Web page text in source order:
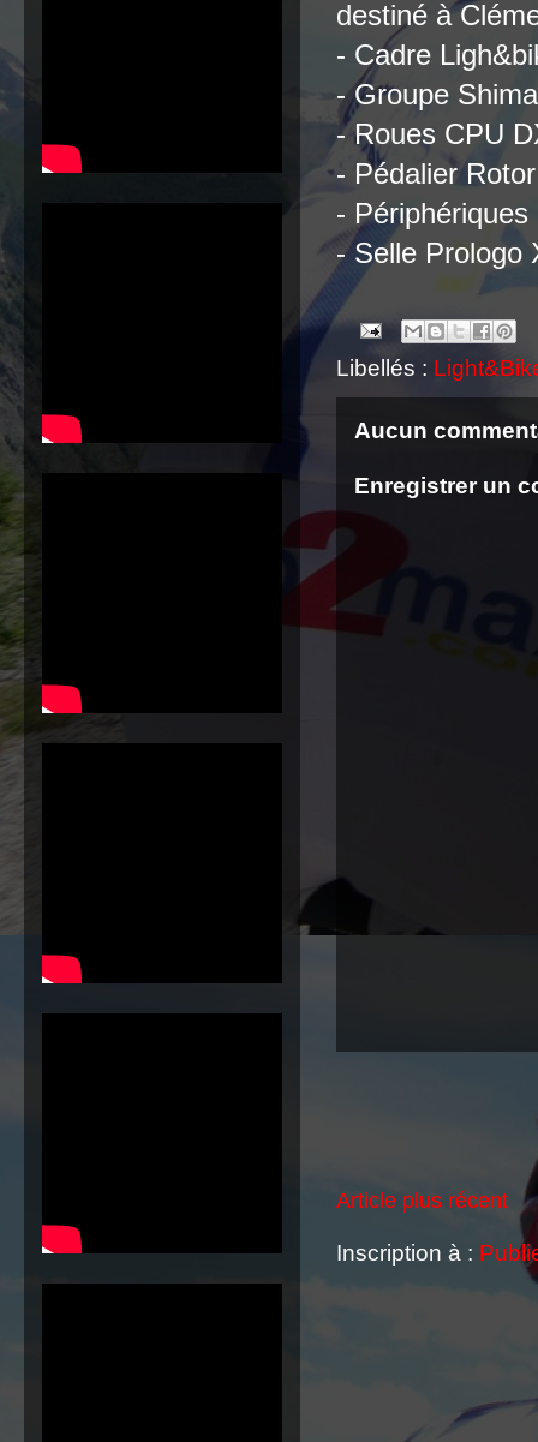
destiné à
- Cadre
- Groupe
- Roues CPU
- Pédalier
- Périphériques
- Selle Prologo
Libellés :
Aucun
Enregistrer un
Article plus récent
Inscription à :